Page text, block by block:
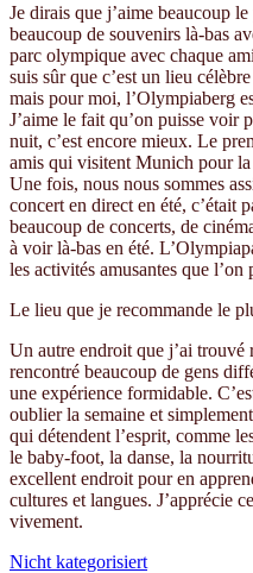
Je dirais que j’aime beaucoup
beaucoup de souvenirs là-bas
parc olympique avec chaque
suis sûr que c’est un lieu
mais pour moi, l’Olympiaberg
J’aime le fait qu’on puisse voir
nuit, c’est encore mieux. Le
amis qui visitent Munich pour
Une fois, nous nous sommes
concert en direct en été, c’était
beaucoup de concerts, de
à voir là-bas en été.
les activités amusantes que l’on
Le lieu que je recommande le
Un autre endroit que j’ai trouvé
rencontré beaucoup de gens
une expérience formidable.
oublier la semaine et
qui détendent l’esprit, comme
le baby-foot, la danse, la
excellent endroit pour en
cultures et langues. J’apprécie
vivement.
Nicht kategorisiert